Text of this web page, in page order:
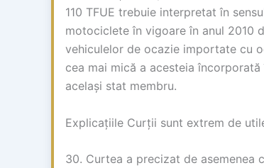
110 TFUE trebuie interpretat în
motociclete în vigoare în anul 2010
vehiculelor de ocazie importate cu
cea mai mică a acesteia
același stat membru.
Explicațiile Curții sunt extrem de
30. Curtea a precizat de asemenea